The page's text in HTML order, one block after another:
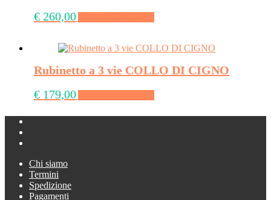
€ 260,00
Rubinetto a 3 vie COLLO DI CIGNO
€ 179,00
Chi siamo
Termini
Spedizione
Pagamenti